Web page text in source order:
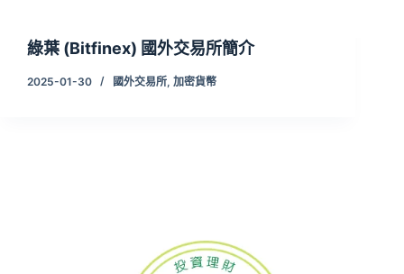
綠葉 (Bitfinex) 國外交易所簡介
2025-01-30 國外交易所, 加密貨幣